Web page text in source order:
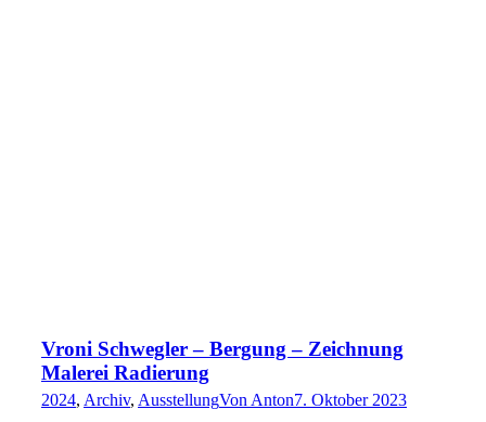
Vroni Schwegler – Bergung – Zeichnung
Malerei Radierung
2024, Archiv, AusstellungVon Anton7. Oktober 2023